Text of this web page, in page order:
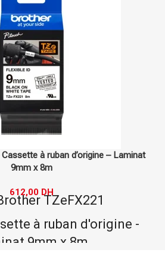
– Cassette à ruban d’origine –
Laminat 9mm x 8m
294,00
Type : Brother TZeS221
: Cassette à ruban
Fort Laminat 9mm x 8m